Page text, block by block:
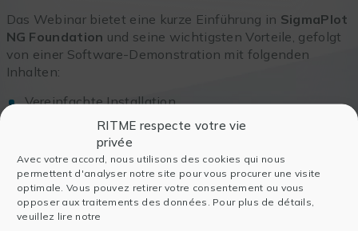
RITME respecte votre vie
privée
Avec votre accord, nous utilisons des cookies qui nous
permettent d'analyser notre site pour vous procurer une visite
optimale. Vous pouvez retirer votre consentement ou vous
opposer aux traitements des données. Pour plus de détails,
veuillez lire notre
Das Webinar bietet eine kurze Einführung in SigmaPlot
NG Foundation und seine wichtigsten Vorteile, gefolgt
von einer Software-Demonstration mit folgenden
Inhalten:
Vereinfachte Installation
Intuitive Datenverwaltung
Leistungsstarke Werkzeuge zur Diagrammerstellung
Statistische Unterstützung und Beratung
Funktionen zur Datenanalyse: deskriptive Statistik, t-
Tests, Rangsummentests, einfaktorielle und
zweifaktorielle ANOVA, lineare Regression